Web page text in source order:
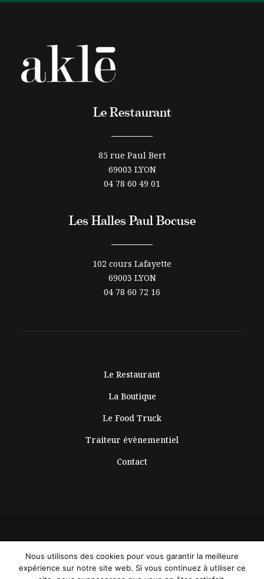
Le Restaurant
85 rue Paul Bert
69003 LYON
04 78 60 49 01
Les Halles Paul Bocuse
102 cours Lafayette
69003 LYON
04 78 60 72 16
Le Restaurant
La Boutique
Le Food Truck
Traiteur évènementiel
Contact
© 2019 Aklé |Mentions légales|C.G.V|Concocté parJe sors en ville
Nous utilisons des cookies pour vous garantir la meilleure
expérience sur notre site web. Si vous continuez à utiliser ce